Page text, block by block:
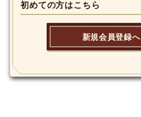
初めての方はこちら
新規会員登録へ